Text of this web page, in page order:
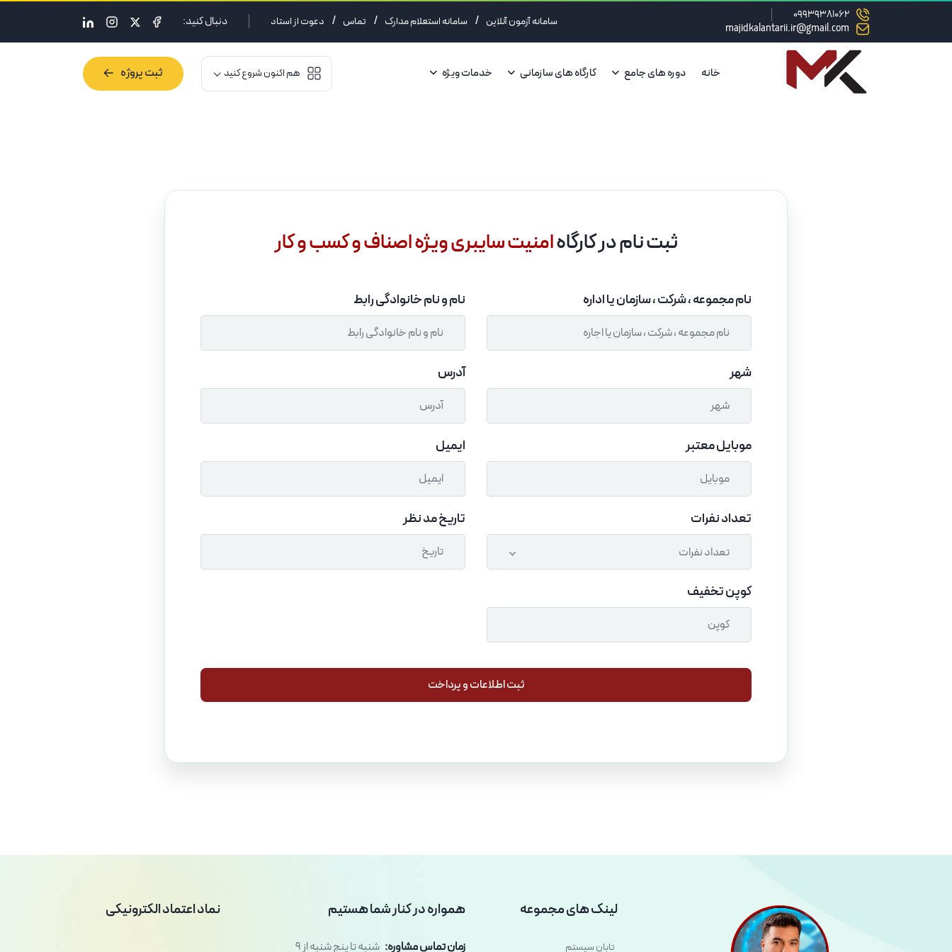
09939381062
majidkalantarii.ir@gmail.com
سامانه آزمون آنلاین / سامانه استعلام مدارک / تماس / دعوت از استاد دنبال کنید:
خانه دوره های جامع کارگاه های سازمانی خدمات ویژه هم اکنون شروع کنید ثبت پروژه
ثبت پروژه
ثبت نام در کارگاهامنیت سایبری ویژه اصناف و کسب و کار
نام مجموعه ، شرکت ، سازمان یا اداره نام و نام خانوادگی رابط
شهر آدرس
موبایل معتبر ایمیل
تعداد نفرات
تعداد نفرات
تاریخ مد نظر
کوپن تخفیف
ثبت اطلاعات و پرداخت
ثبت اطلاعات و پرداخت
لینک های مجموعه
تابان سیستم
همواره در کنار شما هستیم
زمان تماس مشاوره: شنبه تا پنج شنبه از 9
نماد اعتماد الکترونیکی